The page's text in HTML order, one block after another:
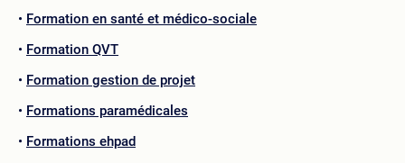
Formation en santé et médico-sociale
Formation QVT
Formation gestion de projet
Formations paramédicales
Formations ehpad